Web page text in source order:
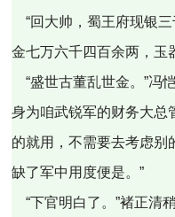
“回大帅，蜀王府现银
金七万六千四百余两，
“盛世古董乱世金。”冯
身为咱武锐军的财务大总
的就用，不需要去考虑别
缺了军中用度便是。”
“下官明白了。”褚正清